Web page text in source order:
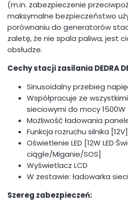
(m.in. zabezpieczenie
maksymalne bezpieczeństwo
porównaniu do generatorów
zaletę, że nie spala paliwa, jest
obsłudze.
Cechy stacji zasilania DEDRA
Sinusoidalny przebieg
Współpracuje ze
sieciowymi do mocy 1500W
Możliwość ładowania
Funkcja rozruchu silnika [12V]
Oświetlenie LED [12W LED
ciągłe/Miganie/SOS]
Wyświetlacz LCD
W zestawie: ładowarka
Szereg zabezpieczeń: